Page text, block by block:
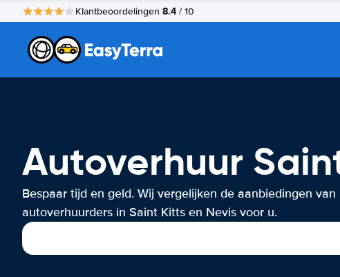
Klantbeoordelingen 8.4 / 10
Autoverhuur
Bespaar tijd en geld. Wij vergelijken de aanbiedingen van
autoverhuurders in Saint Kitts en Nevis voor u.